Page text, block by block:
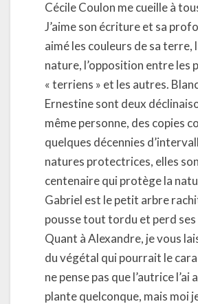
Cécile Coulon me cueille à
J’aime son écriture et sa
aimé les couleurs de sa terre,
nature, l’opposition entre les
« terriens » et les autres.
Ernestine sont deux
même personne, des copies
quelques décennies
natures protectrices, elles
centenaire qui protège la
Gabriel est le petit arbre
pousse tout tordu et perd
Quant à Alexandre, je vous
du végétal qui pourrait le
ne pense pas que l’autrice l’ai
plante quelconque, mais moi